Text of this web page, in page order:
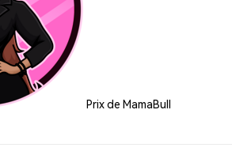
Prix de MamaBull